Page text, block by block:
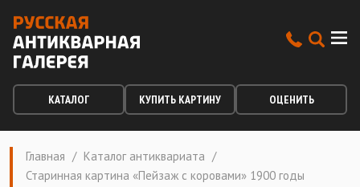
КАТАЛОГ КУПИТЬ КАРТИНУ ОЦЕНИТЬ
Главная / Каталог антиквариата /
Старинная картина «Пейзаж с коровами» 1900 годы